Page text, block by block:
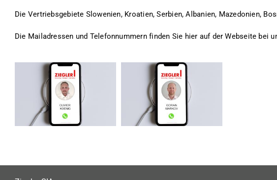
Die Vertriebsgebiete Slowenien, Kroatien, Serbien, Albanien, Mazedonien,
Die Mailadressen und Telefonnummern finden Sie hier auf der Webseite bei